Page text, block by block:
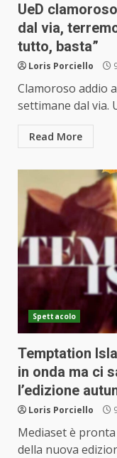
UeD
dal via,
tutto, basta”
Loris Porciello
Clamoroso addio
settimane dal via.
Read More
Spettacolo
Temptation
in onda ma ci
l’edizione
Loris Porciello
Mediaset è
della nuova